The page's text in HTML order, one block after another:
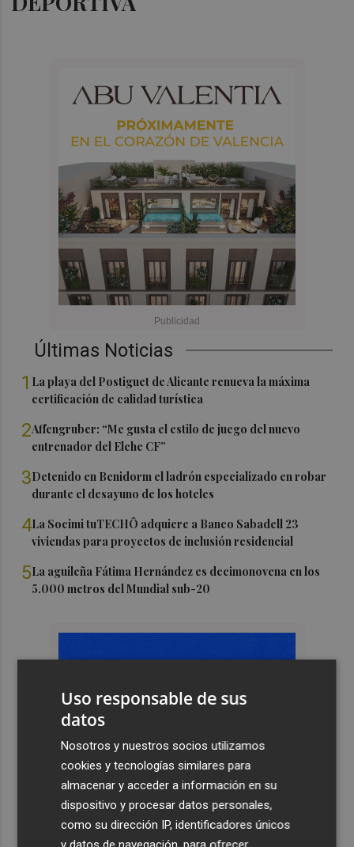
Últimas Noticias
1 La playa del Postiguet de Alicante renueva la máxima
certificación de calidad turística
2Affengruber: “Me gusta el estilo de juego del nuevo
entrenador del Elche CF”
3Detenido en Benidorm el ladrón especializado en robar
durante el desayuno de los hoteles
4La Socimi tuTECHÔ adquiere a Banco Sabadell 23
viviendas para proyectos de inclusión residencial
5La aguileña Fátima Hernández es decimonovena en los
5.000 metros del Mundial sub-20
Uso responsable de sus
datos
Nosotros y nuestros socios utilizamos
cookies y tecnologías similares para
almacenar y acceder a información en su
dispositivo y procesar datos personales,
como su dirección IP, identificadores únicos